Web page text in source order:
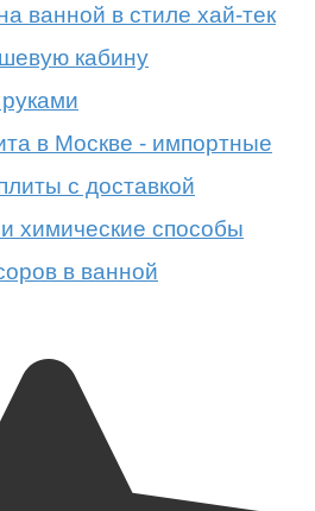
ванной в стиле хай-тек
кабину
в Москве - импортные
с доставкой
химические способы
в ванной